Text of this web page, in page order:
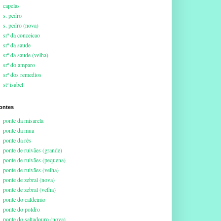
capelas
s. pedro
s. pedro (nova)
srª da conceicao
srª da saude
srª da saude (velha)
srª do amparo
srª dos remedios
stª isabel
ponte da misarela
ponte da mua
ponte da rês
ponte de ruivães (grande)
ponte de ruivães (pequena)
ponte de ruivães (velha)
ponte de zebral (nova)
ponte de zebral (velha)
ponte do caldeirão
ponte do poldro
ponte do saltadouro (nova)